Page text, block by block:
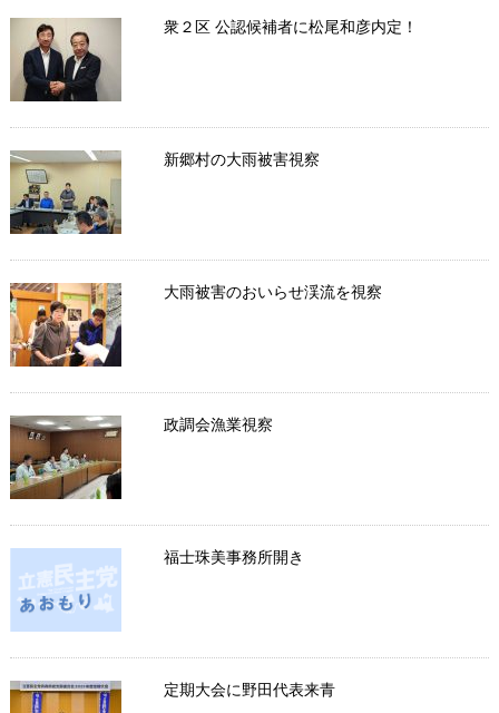
衆２区 公認候補者に松尾和彦内定！
新郷村の大雨被害視察
大雨被害のおいらせ渓流を視察
政調会漁業視察
福士珠美事務所開き
定期大会に野田代表来青